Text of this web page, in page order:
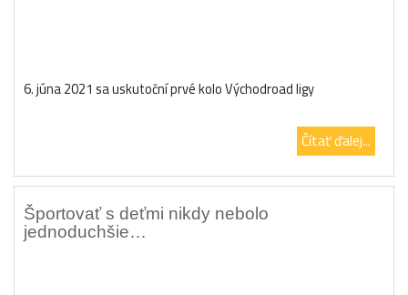
6. júna 2021 sa uskutoční prvé kolo Východroad ligy
Čítať ďalej...
Športovať s deťmi nikdy nebolo
jednoduchšie…